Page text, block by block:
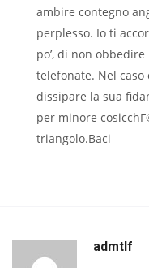
ambire contegno
perplesso. Io ti
po’, di non
telefonate. Nel caso
dissipare la sua
per minore
triangolo.Baci
admtlf